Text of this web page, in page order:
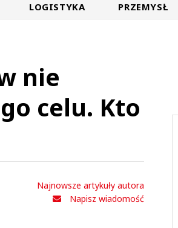
LOGISTYKA PRZEMYSŁ
nie
celu. Kto
Najnowsze artykuły autora
Napisz wiadomość